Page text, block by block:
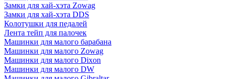
Замки для хай-хэта Zowag
Замки для хай-хэта DDS
Колотушки для педалей
Лента тейп для палочек
Машинки для малого барабана
Машинки для малого Zowag
Машинки для малого Dixon
Машинки для малого DW